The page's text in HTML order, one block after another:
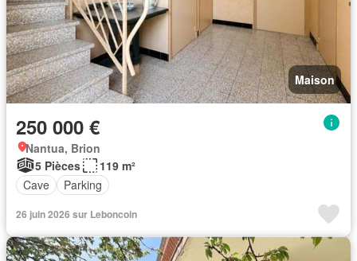
Maison
250 000 €
Nantua, Brion
5 Pièces
119 m²
Cave
Parking
26 juin 2026 sur Leboncoin